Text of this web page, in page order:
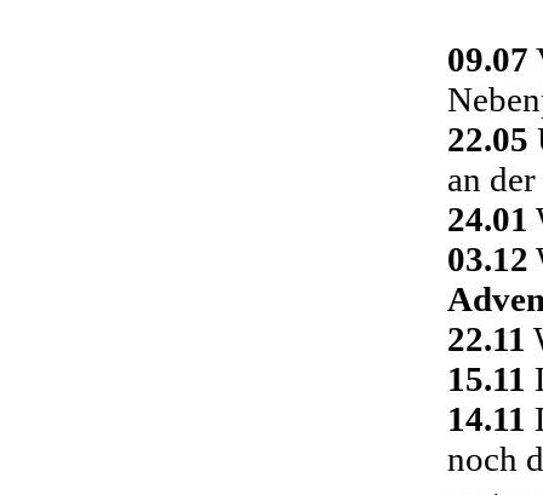
09.07
22.05
an
24.01
03.12
22.11
15.11
14.11
noch